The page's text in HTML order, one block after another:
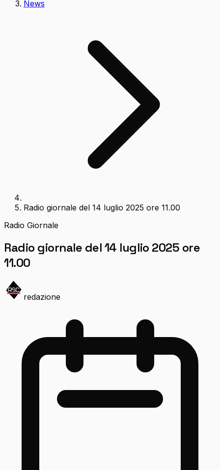
News
Radio giornale del 14 luglio 2025 ore 11.00
Radio Giornale
Radio giornale del 14 luglio 2025 ore
11.00
redazione